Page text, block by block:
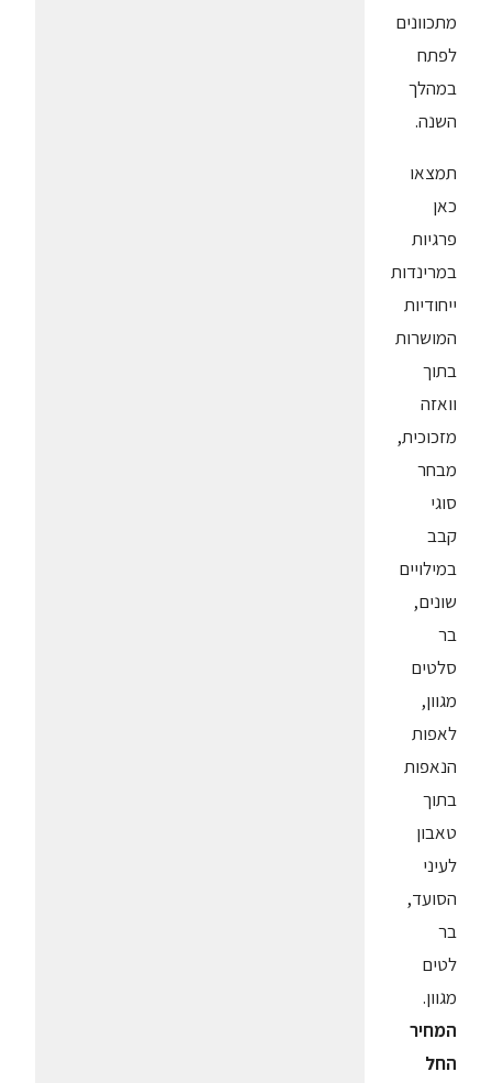
מתכוונים
לפתח
במהלך
השנה.
תמצאו
כאן
פרגיות
במרינדות
ייחודיות
המושרות
בתוך
וואזה
מזכוכית,
מבחר
סוגי
קבב
במילויים
שונים,
בר
סלטים
מגוון,
לאפות
הנאפות
בתוך
טאבון
לעיני
הסועד,
בר
לטים
מגוון.
המחיר
החל